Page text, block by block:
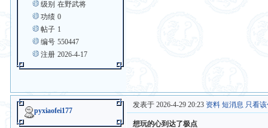
级别 在野武将
功绩 0
帖子 1
编号 550447
注册 2026-4-17
pyxiaofei177
发表于 2026-4-29 20:23 资料 短消息 只看
想玩的心到达了极点